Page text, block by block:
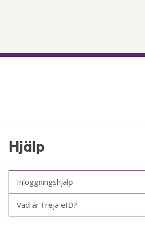
Hjälp
Inloggningshjälp
Vad är Freja eID?